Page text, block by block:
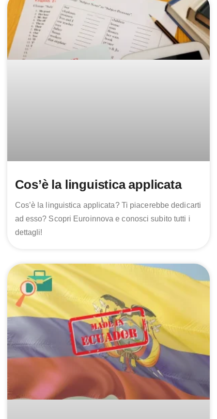
Cos’è la linguistica applicata
Cos’è la linguistica applicata? Ti piacerebbe dedicarti
ad esso? Scopri Euroinnova e conosci subito tutti i
dettagli!